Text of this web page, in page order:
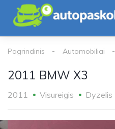
Pagrindinis Automobiliai
2011 BMW X3
2011 Visureigis Dyzelis